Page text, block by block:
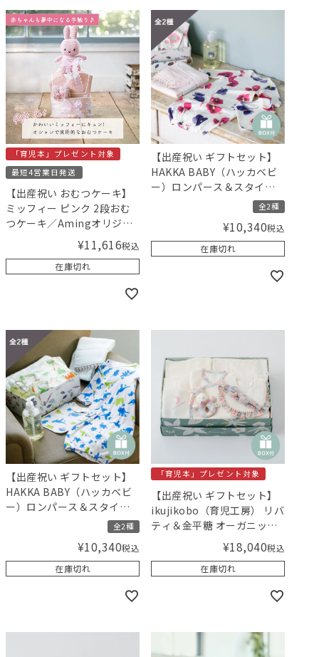
「育児本」プレゼント対象
最短4営業日発送
【出産祝い おむつケーキ】
ミッフィー ピンク 2段おむ
つケーキ／Amingオリジナ
¥11,616税込
在庫切れ
【出産祝い ギフトセット】
HAKKA BABY（ハッカベビ
ー）ロンパース＆スタイと
MammaBaby（ママベビ
ー） ベビーシャンプーセッ
ト（女の子）【ギフトボッ
クス入り】／Amingオリジ
全2種
¥10,340税込
在庫切れ
【出産祝い ギフトセット】
HAKKA BABY（ハッカベビ
ー）ロンパース＆スタイと
MammaBaby（ママベビ
ー） ベビーシャンプーセッ
ト（男の子）【ギフトボッ
クス入り】／Amingオリジ
全2種
¥10,340税込
在庫切れ
「育児本」プレゼント対象
【出産祝い ギフトセット】
ikujikobo（育児工房） リバ
ティ＆金平糖 オーガニック
ギフト ピンク【ギフトボッ
クス入り】／Amingオリジ
ナルセット
¥18,040税込
在庫切れ